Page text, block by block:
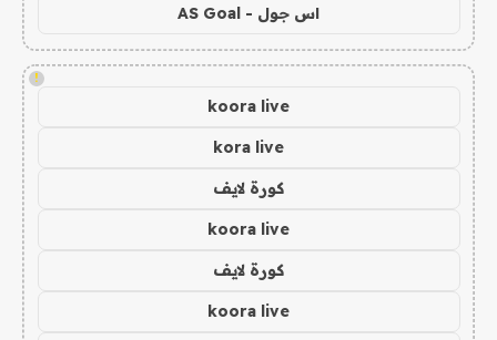
اس جول - AS Goal
!
koora live
kora live
كورة لايف
koora live
كورة لايف
koora live